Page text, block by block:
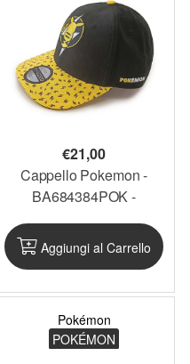
€21,00
Cappello Pokemon -
BA684384POK -
Aggiungi al Carrello
Pokémon
POKÉMON